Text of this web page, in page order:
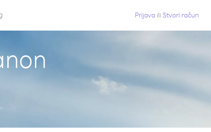
Prijava ili Stvori račun